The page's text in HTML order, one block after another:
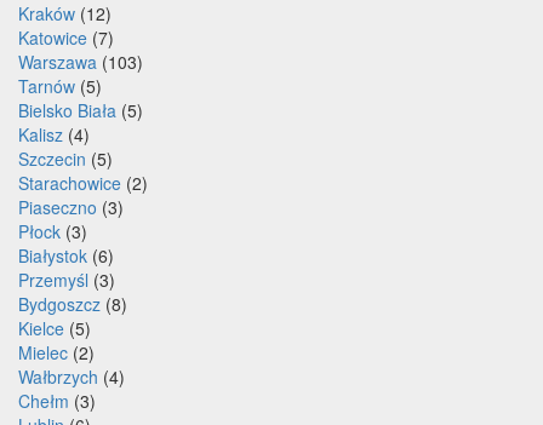
Kraków (12)
Katowice (7)
Warszawa (103)
Tarnów (5)
Bielsko Biała (5)
Kalisz (4)
Szczecin (5)
Starachowice (2)
Piaseczno (3)
Płock (3)
Białystok (6)
Przemyśl (3)
Bydgoszcz (8)
Kielce (5)
Mielec (2)
Wałbrzych (4)
Chełm (3)